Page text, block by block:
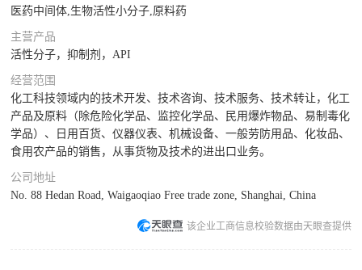
医药中间体,生物活性小分子,原料药
主营产品
活性分子，抑制剂，API
经营范围
化工科技领域内的技术开发、技术咨询、技术服务、技术转让，化工
产品及原料（除危险化学品、监控化学品、民用爆炸物品、易制毒化
学品）、日用百货、仪器仪表、机械设备、一般劳防用品、化妆品、
食用农产品的销售，从事货物及技术的进出口业务。
公司地址
No. 88 Hedan Road, Waigaoqiao Free trade zone, Shanghai, China
该企业工商信息校验数据由天眼查提供